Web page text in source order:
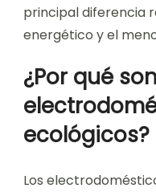
principal diferencia
energético y el
¿Por qué
ecológicos?
Los